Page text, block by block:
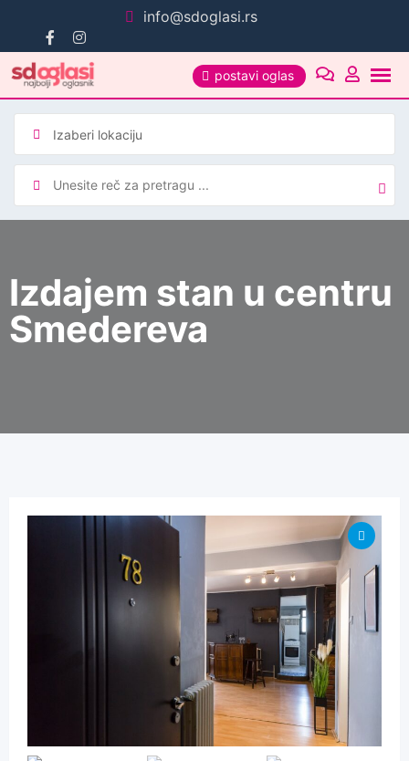
sadržaj
info@sdoglasi.rs
postavi oglas
Izdajem stan u centru
Smedereva